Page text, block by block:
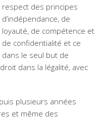
respect des principes
d’indépendance, de
loyauté, de compétence et
de confidentialité et ce
dans le seul but de
dans la légalité, avec
plusieurs années
et même des